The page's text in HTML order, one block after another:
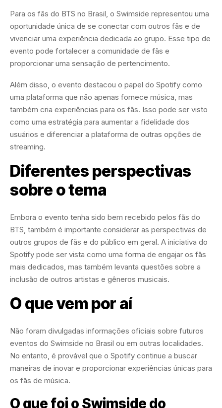
Para os fãs do BTS no Brasil, o Swimside representou uma
oportunidade única de se conectar com outros fãs e de
vivenciar uma experiência dedicada ao grupo. Esse tipo de
evento pode fortalecer a comunidade de fãs e
proporcionar uma sensação de pertencimento.
Além disso, o evento destacou o papel do Spotify como
uma plataforma que não apenas fornece música, mas
também cria experiências para os fãs. Isso pode ser visto
como uma estratégia para aumentar a fidelidade dos
usuários e diferenciar a plataforma de outras opções de
streaming.
Diferentes perspectivas
sobre o tema
Embora o evento tenha sido bem recebido pelos fãs do
BTS, também é importante considerar as perspectivas de
outros grupos de fãs e do público em geral. A iniciativa do
Spotify pode ser vista como uma forma de engajar os fãs
mais dedicados, mas também levanta questões sobre a
inclusão de outros artistas e gêneros musicais.
O que vem por aí
Não foram divulgadas informações oficiais sobre futuros
eventos do Swimside no Brasil ou em outras localidades.
No entanto, é provável que o Spotify continue a buscar
maneiras de inovar e proporcionar experiências únicas para
os fãs de música.
O que foi o Swimside do